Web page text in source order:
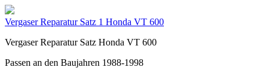
Vergaser Reparatur Satz 1 Honda VT 600
Vergaser Reparatur Satz Honda VT 600
Passen an den Baujahren 1988-1998